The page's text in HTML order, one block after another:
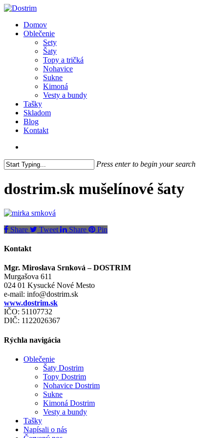
Skip
main
content
search
Menu
Domov
Oblečenie
Sety
Šaty
Topy a tričká
Nohavice
Sukne
Kimoná
Vesty a bundy
Tašky
Skladom
Blog
Kontakt
Press enter to begin your search
Search
dostrim.sk mušelínové šaty
Share Tweet Share Pin
Kontakt
Mgr. Miroslava Srnková – DOSTRIM
Murgašova 611
024 01 Kysucké Nové Mesto
e-mail: info@dostrim.sk
www.dostrim.sk
IČO: 51107732
DIČ: 1122026367
Rýchla navigácia
Oblečenie
Šaty Dostrim
Topy Dostrim
Nohavice Dostrim
Sukne
Kimoná Dostrim
Vesty a bundy
Tašky
Napísali o nás